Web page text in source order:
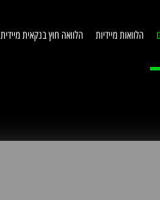
הלוואות מיידיות הלוואה חוץ בנקאית מיידית